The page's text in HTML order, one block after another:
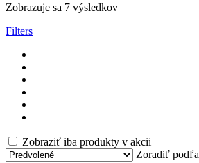
Zobrazuje sa 7 výsledkov
Filters
Zobraziť iba produkty v akcii
Zoradiť podľa